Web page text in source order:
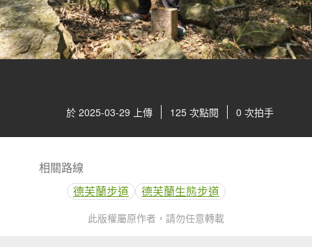
於 2025-03-29 上傳 125 次點閱 0 次拍手
相關路線
德芙蘭步道
德芙蘭生態步道
此版權屬原作者，請勿任意轉載